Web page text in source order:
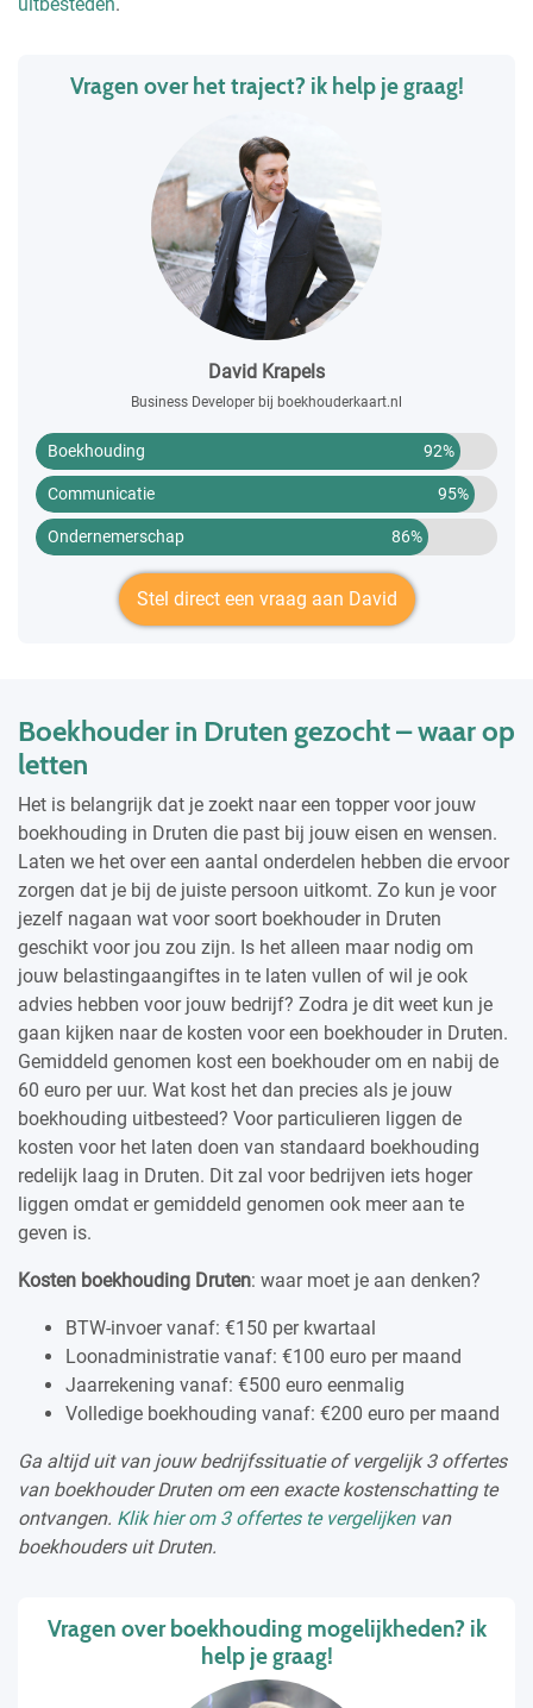
Vragen over het traject? ik help je graag!
David Krapels
Business Developer bij boekhouderkaart.nl
Boekhouding 92%
Communicatie 95%
Ondernemerschap 86%
Stel direct een vraag aan David
Boekhouder in Druten gezocht – waar op
letten
Het is belangrijk dat je zoekt naar een topper voor jouw
boekhouding in Druten die past bij jouw eisen en wensen.
Laten we het over een aantal onderdelen hebben die ervoor
zorgen dat je bij de juiste persoon uitkomt. Zo kun je voor
jezelf nagaan wat voor soort boekhouder in Druten
geschikt voor jou zou zijn. Is het alleen maar nodig om
jouw belastingaangiftes in te laten vullen of wil je ook
advies hebben voor jouw bedrijf? Zodra je dit weet kun je
gaan kijken naar de kosten voor een boekhouder in Druten.
Gemiddeld genomen kost een boekhouder om en nabij de
60 euro per uur. Wat kost het dan precies als je jouw
boekhouding uitbesteed? Voor particulieren liggen de
kosten voor het laten doen van standaard boekhouding
redelijk laag in Druten. Dit zal voor bedrijven iets hoger
liggen omdat er gemiddeld genomen ook meer aan te
geven is.
Kosten boekhouding Druten: waar moet je aan denken?
BTW-invoer vanaf: €150 per kwartaal
Loonadministratie vanaf: €100 euro per maand
Jaarrekening vanaf: €500 euro eenmalig
Volledige boekhouding vanaf: €200 euro per maand
Ga altijd uit van jouw bedrijfssituatie of vergelijk 3 offertes
van boekhouder Druten om een exacte kostenschatting te
ontvangen. Klik hier om 3 offertes te vergelijkenvan
boekhouders uit Druten.
Vragen over boekhouding mogelijkheden? ik
help je graag!